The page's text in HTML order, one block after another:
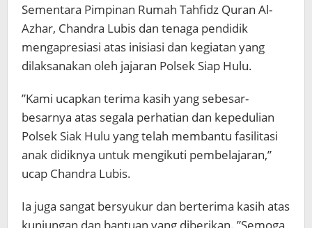
Sementara Pimpinan Rumah Tahfidz Quran Al-
Azhar, Chandra Lubis dan tenaga pendidik
mengapresiasi atas inisiasi dan kegiatan yang
dilaksanakan oleh jajaran Polsek Siap Hulu.
”Kami ucapkan terima kasih yang sebesar-
besarnya atas segala perhatian dan kepedulian
Polsek Siak Hulu yang telah membantu fasilitasi
anak didiknya untuk mengikuti pembelajaran,”
ucap Chandra Lubis.
Ia juga sangat bersyukur dan berterima kasih atas